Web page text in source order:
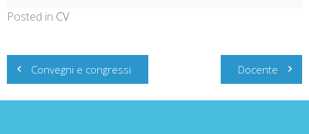
Posted in CV
Navigazione
articoli
Convegni e congressi Docente